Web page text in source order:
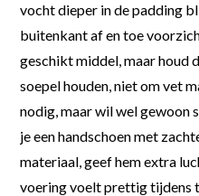
vocht dieper in de padding
buitenkant af en toe
geschikt middel, maar houd
soepel houden, niet om vet
nodig, maar wil wel gewoon
je een handschoen met
materiaal, geef hem extra
voering voelt prettig tijdens